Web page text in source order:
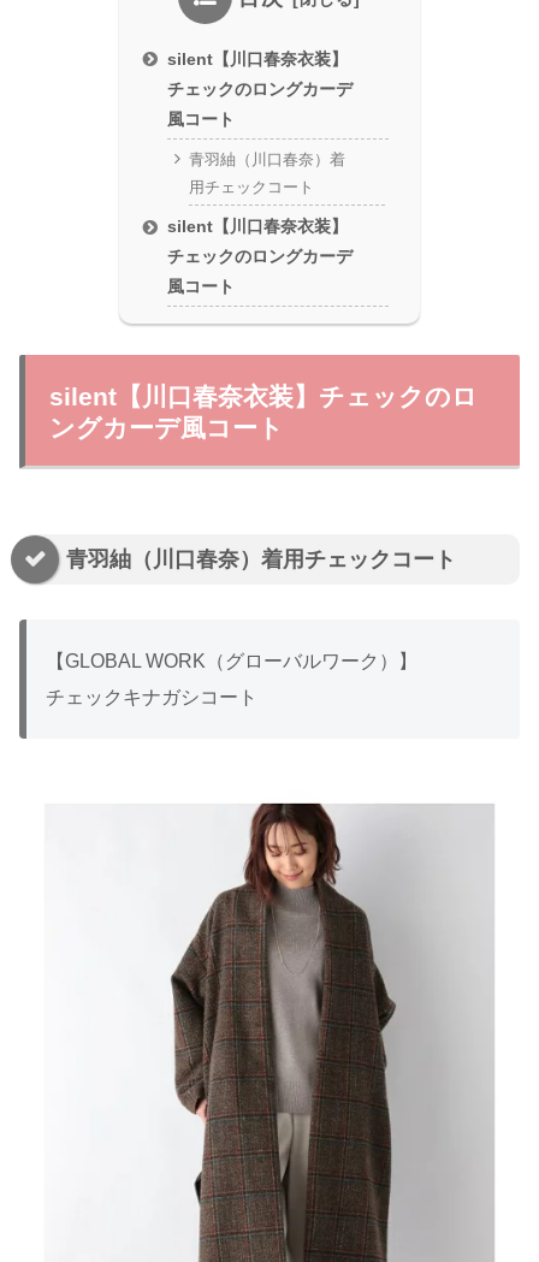
silent【川口春奈衣装】
チェックのロングカーデ
風コート
青羽紬（川口春奈）着
用チェックコート
silent【川口春奈衣装】
チェックのロングカーデ
風コート
silent【川口春奈衣装】チェックのロ
ングカーデ風コート
青羽紬（川口春奈）着用チェックコート
【GLOBAL WORK（グローバルワーク）】
チェックキナガシコート